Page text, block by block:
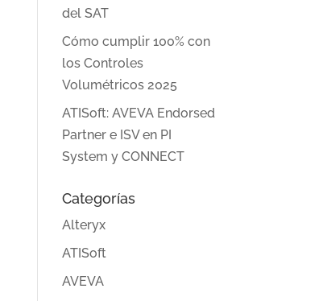
del SAT
Cómo cumplir 100% con
los Controles
Volumétricos 2025
ATISoft: AVEVA Endorsed
Partner e ISV en PI
System y CONNECT
Categorías
Alteryx
ATISoft
AVEVA